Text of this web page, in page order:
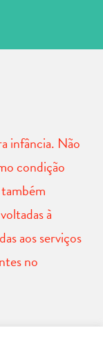
infância. Não
condição
à
aos serviços
no